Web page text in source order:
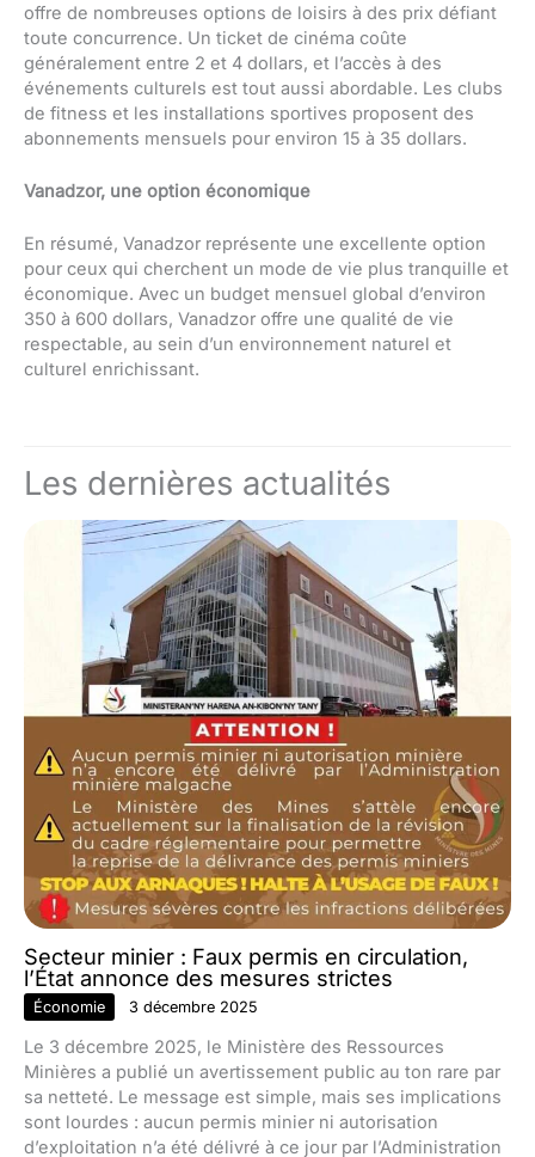
offre de nombreuses options de loisirs à des prix défiant
toute concurrence. Un ticket de cinéma coûte
généralement entre 2 et 4 dollars, et l’accès à des
événements culturels est tout aussi abordable. Les clubs
de fitness et les installations sportives proposent des
abonnements mensuels pour environ 15 à 35 dollars.
Vanadzor, une option économique
En résumé, Vanadzor représente une excellente option
pour ceux qui cherchent un mode de vie plus tranquille et
économique. Avec un budget mensuel global d’environ
350 à 600 dollars, Vanadzor offre une qualité de vie
respectable, au sein d’un environnement naturel et
culturel enrichissant.
Les dernières actualités
Secteur minier : Faux permis en circulation,
l’État annonce des mesures strictes
Économie 3 décembre 2025
Le 3 décembre 2025, le Ministère des Ressources
Minières a publié un avertissement public au ton rare par
sa netteté. Le message est simple, mais ses implications
sont lourdes : aucun permis minier ni autorisation
d’exploitation n’a été délivré à ce jour par l’Administration